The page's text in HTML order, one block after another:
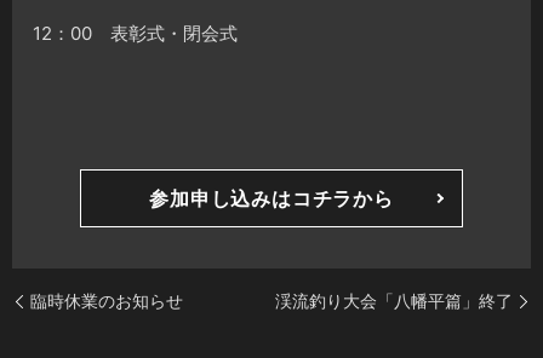
12：00 表彰式・閉会式
参加申し込みはコチラから
臨時休業のお知らせ 渓流釣り大会「八幡平篇」終了